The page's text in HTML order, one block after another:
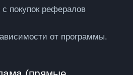
покупок рефералов
от программы.